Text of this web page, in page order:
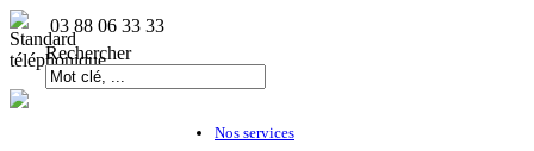
03 88 06 33 33
Rechercher
Nos services